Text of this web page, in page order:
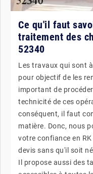
Ce qu'il faut
traitement des
52340
Les travaux qui sont
pour objectif de les
important de
technicité de ces
conséquent, il faut
matière. Donc, nous
votre confiance en
devis sans qu'il soit
Il propose aussi des